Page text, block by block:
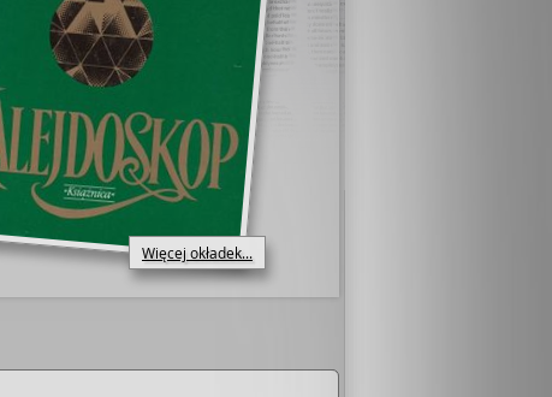
Więcej okładek...